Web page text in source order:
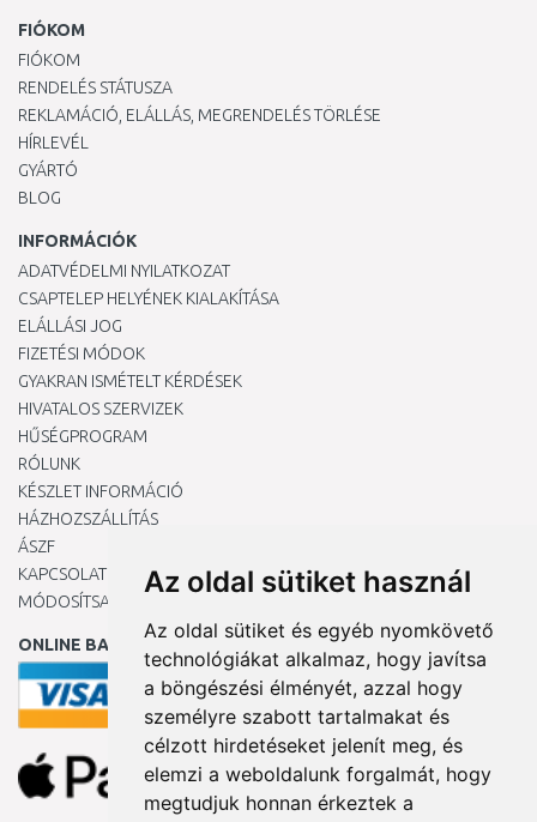
Az oldal sütiket használ
Az oldal sütiket és egyéb nyomkövető
technológiákat alkalmaz, hogy javítsa
a böngészési élményét, azzal hogy
személyre szabott tartalmakat és
célzott hirdetéseket jelenít meg, és
elemzi a weboldalunk forgalmát, hogy
megtudjuk honnan érkeztek a
FIÓKOM
FIÓKOM
RENDELÉS STÁTUSZA
REKLAMÁCIÓ, ELÁLLÁS, MEGRENDELÉS TÖRLÉSE
HÍRLEVÉL
GYÁRTÓ
BLOG
INFORMÁCIÓK
ADATVÉDELMI NYILATKOZAT
CSAPTELEP HELYÉNEK KIALAKÍTÁSA
ELÁLLÁSI JOG
FIZETÉSI MÓDOK
GYAKRAN ISMÉTELT KÉRDÉSEK
HIVATALOS SZERVIZEK
HŰSÉGPROGRAM
RÓLUNK
KÉSZLET INFORMÁCIÓ
HÁZHOZSZÁLLÍTÁS
ÁSZF
KAPCSOLAT
MÓDOSÍTSA A COOKIE-BEÁLLÍTÁSAIMAT
ONLINE BANKKÁRTYÁVAL